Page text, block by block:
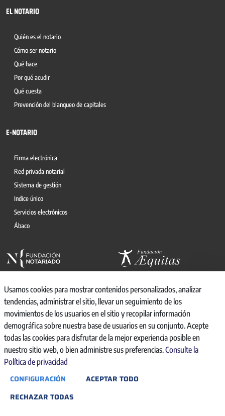
EL NOTARIO
Quién es el notario
Cómo ser notario
Qué hace
Por qué acudir
Qué cuesta
Prevención del blanqueo de capitales
E-NOTARIO
Firma electrónica
Red privada notarial
Sistema de gestión
Indice único
Servicios electrónicos
Ábaco
© 2026, CONSEJO GENERAL DEL NOTARIO
CANAL INTERNO DE INFORMACIÓN
REGISTRO DE ACTIVIDADES DE TRATAMIENTO
AVISO LEGAL
POLÍTICA DE COOKIES
ACCESIBILIDAD
Usamos cookies para mostrar contenidos personalizados, analizar
tendencias, administrar el sitio, llevar un seguimiento de los
movimientos de los usuarios en el sitio y recopilar información
demográfica sobre nuestra base de usuarios en su conjunto. Acepte
todas las cookies para disfrutar de la mejor experiencia posible en
nuestro sitio web, o bien administre sus preferencias.Consulte la
Política de privacidad
CONFIGURACIÓN
ACEPTAR TODO
RECHAZAR TODAS